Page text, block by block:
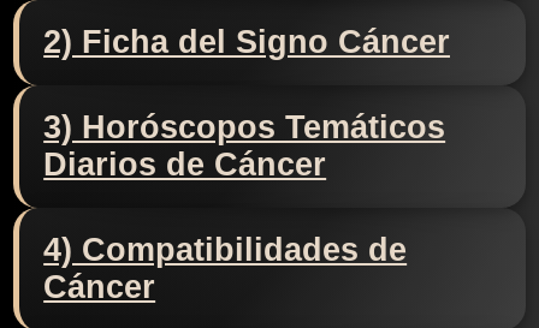
2) Ficha del Signo Cáncer
3) Horóscopos Temáticos
Diarios de Cáncer
4) Compatibilidades de
Cáncer